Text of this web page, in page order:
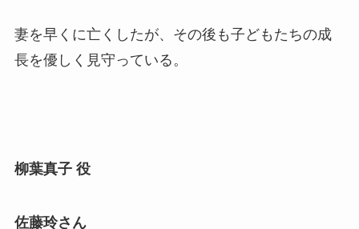
妻を早くに亡くしたが、その後も子どもたちの成
長を優しく見守っている。
柳葉真子 役
佐藤玲さん